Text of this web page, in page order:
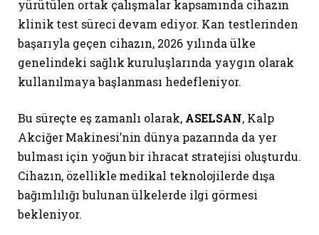
yürütülen ortak çalışmalar kapsamında cihazın
klinik test süreci devam ediyor. Kan testlerinden
başarıyla geçen cihazın, 2026 yılında ülke
genelindeki sağlık kuruluşlarında yaygın olarak
kullanılmaya başlanması hedefleniyor.
Bu süreçte eş zamanlı olarak, ASELSAN, Kalp
Akciğer Makinesi’nin dünya pazarında da yer
bulması için yoğun bir ihracat stratejisi oluşturdu.
Cihazın, özellikle medikal teknolojilerde dışa
bağımlılığı bulunan ülkelerde ilgi görmesi
bekleniyor.